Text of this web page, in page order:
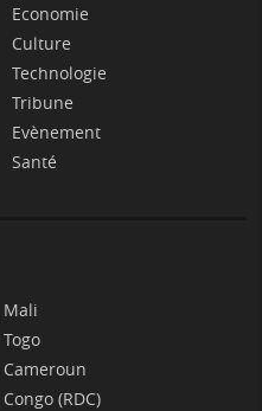
Economie
Culture
Technologie
Tribune
Evènement
Santé
Mali
Togo
Cameroun
Congo (RDC)